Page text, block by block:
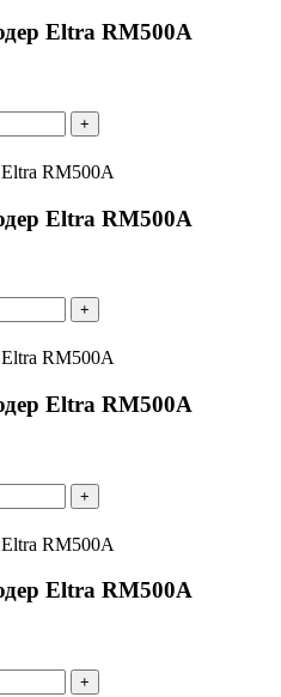
Eltra RM500A
+
Eltra RM500A
+
Eltra RM500A
+
Eltra RM500A
+